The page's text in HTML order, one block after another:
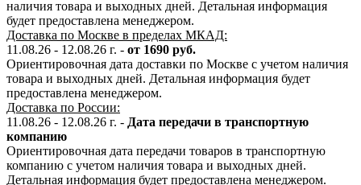
наличия товара и выходных дней. Детальная информация
будет предоставлена менеджером.
Доставка по Москве в пределах МКАД:
11.08.26 - 12.08.26 г. - от 1690 руб.
Ориентировочная дата доставки по Москве с учетом наличия
товара и выходных дней. Детальная информация будет
предоставлена менеджером.
Доставка по России:
11.08.26 - 12.08.26 г. - Дата передачи в транспортную
компанию
Ориентировочная дата передачи товаров в транспортную
компанию с учетом наличия товара и выходных дней.
Детальная информация будет предоставлена менеджером.